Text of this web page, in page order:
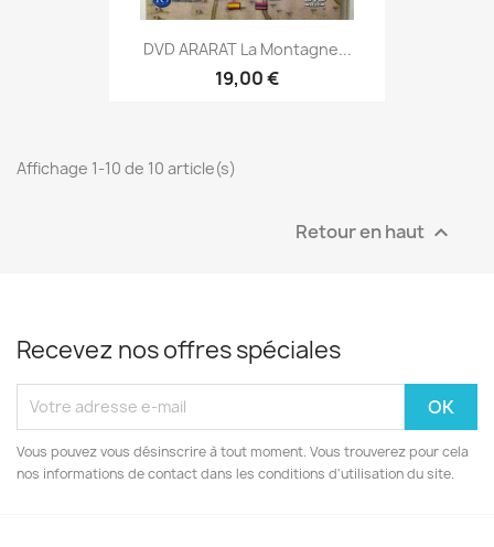
DVD ARARAT La Montagne...
19,00 €
Affichage 1-10 de 10 article(s)
Retour en haut 
Recevez nos offres spéciales
Vous pouvez vous désinscrire à tout moment. Vous trouverez pour cela
nos informations de contact dans les conditions d'utilisation du site.